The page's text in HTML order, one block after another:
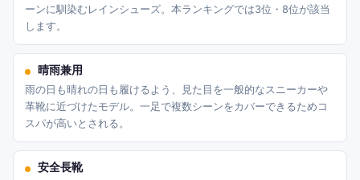
ーンに馴染むレインシューズ。本ランキングでは3位・8位が該当
します。
晴雨兼用
雨の日も晴れの日も履けるよう、見た目を一般的なスニーカーや
革靴に近づけたモデル。一足で複数シーンをカバーできるためコ
スパが高いとされる。
安全長靴